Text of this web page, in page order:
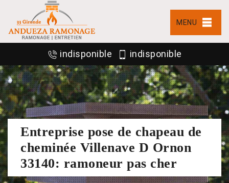
MENU
indisponible indisponible
Entreprise pose de chapeau de
cheminée Villenave D Ornon
33140: ramoneur pas cher